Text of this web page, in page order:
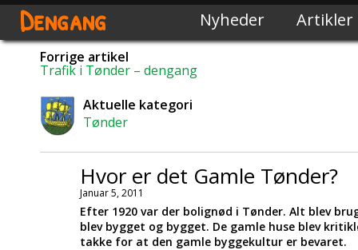
Dengang Nyheder Artikler
Forrige artikel
Trafik i Tønder – dengang
Aktuelle kategori
Tønder
Hvor er det Gamle Tønder?
Januar 5, 2011
Efter 1920 var der bolignød i Tønder. Alt blev
blev bygget og bygget. De gamle huse blev
takke for at den gamle byggekultur er bevaret.